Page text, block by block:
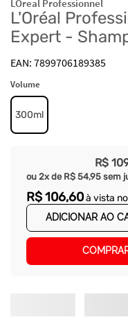
LOreal Professionnel
L'Oréal
Expert -
7899706189385
Volume
300ml
R$ 109
ou 2x de R$ 54,95 sem
R$106,60à vista
ADICIONAR AO